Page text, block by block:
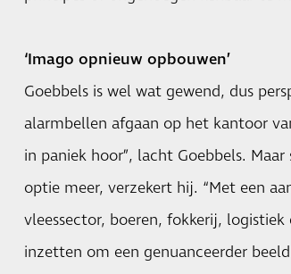
‘Imago opnieuw opbouwen’
Goebbels is wel wat gewend, dus
alarmbellen afgaan op het kantoor
in paniek hoor”, lacht Goebbels.
optie meer, verzekert hij. “Met een
vleessector, boeren, fokkerij,
inzetten om een genuanceerder